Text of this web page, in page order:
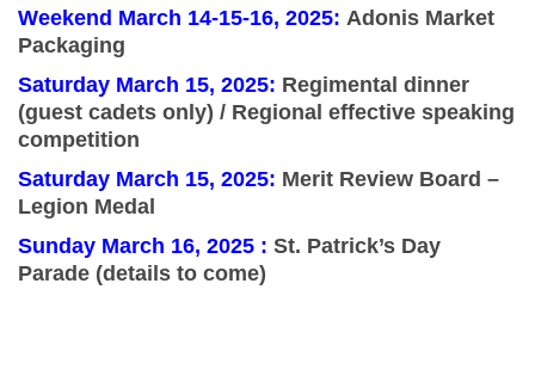
Weekend March 14-15-16, 2025: Adonis Market
Packaging
Saturday March 15, 2025: Regimental dinner
(guest cadets only) / Regional effective speaking
competition
Saturday March 15, 2025: Merit Review Board –
Legion Medal
Sunday March 16, 2025 : St. Patrick’s Day
Parade (details to come)